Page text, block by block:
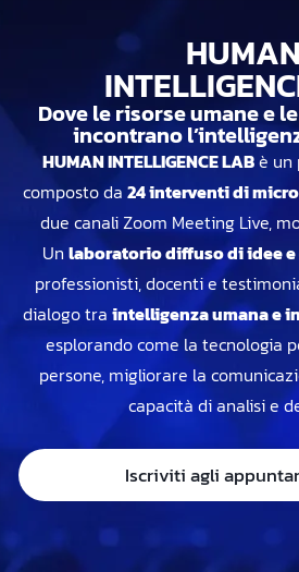
HUMAN
Dove le risorse umane e
incontrano
HUMAN INTELLIGENCE LABè un
composto da 24 interventi di
due canali Zoom Meeting Live,
Un laboratorio diffuso di idee
professionisti, docenti e
dialogo tra intelligenza umana e
esplorando come la tecnologia
persone, migliorare la
capacità di analisi e
Iscriviti agli